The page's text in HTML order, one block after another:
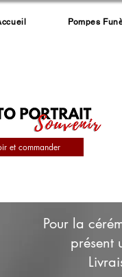
Pompes
et commander
Pour la
présent